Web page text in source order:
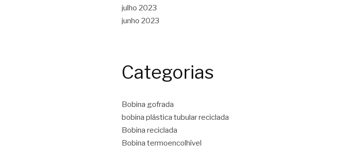
julho 2023
junho 2023
Categorias
Bobina gofrada
bobina plástica tubular reciclada
Bobina reciclada
Bobina termoencolhível